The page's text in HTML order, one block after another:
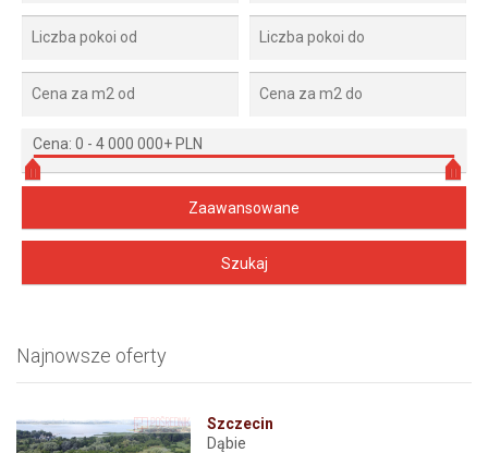
Cena: 0 - 4 000 000+ PLN
Najnowsze oferty
Szczecin
Dąbie